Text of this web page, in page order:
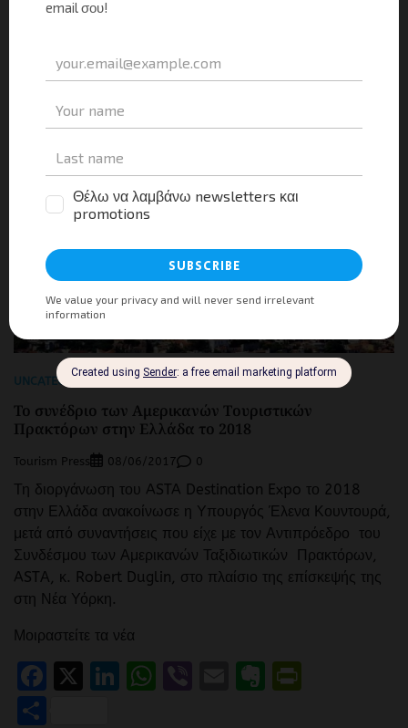
UNCATEGORIZED
To συνέδριο των Αμερικανών Τουριστικών
Πρακτόρων στην Ελλάδα το 2018
Tourism Press 08/06/2017 0
Τη διοργάνωση του ASTA Destination Expo το 2018
στην Ελλάδα ανακοίνωσε η Υπουργός Έλενα Κουντουρά,
μετά από συναντήσεις που είχε με τον Αντιπρόεδρο του
Συνδέσμου των Αμερικανών Ταξιδιωτικών Πρακτόρων,
ASTΑ, κ. Robert Duglin, στο πλαίσιο της επίσκεψής της
στη Νέα Υόρκη.
Μοιραστείτε τα νέα
Facebook
X LinkedIn
WhatsApp
ViberEmailEvernote